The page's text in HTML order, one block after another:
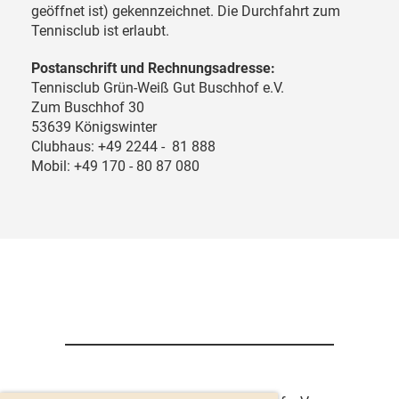
geöffnet ist) gekennzeichnet. Die Durchfahrt zum
Tennisclub ist erlaubt.
Postanschrift und Rechnungsadresse:
Tennisclub Grün-Weiß Gut Buschhof e.V.
Zum Buschhof 30
53639 Königswinter
Clubhaus: +49 2244 - 81 888
Mobil: +49 170 - 80 87 080